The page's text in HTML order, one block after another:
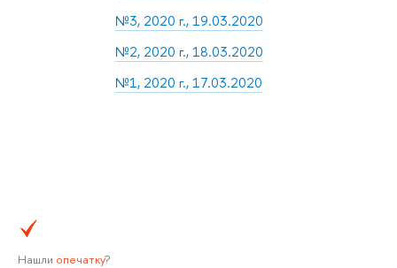
№3, 2020 г., 19.03.2020
№2, 2020 г., 18.03.2020
№1, 2020 г., 17.03.2020
Нашли опечатку?